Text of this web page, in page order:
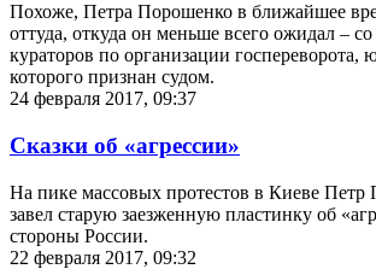
Похоже, Петра Порошенко в ближайшее
оттуда, откуда он меньше всего ожидал –
кураторов по организации госпереворота,
которого признан судом.
24 февраля 2017, 09:37
Сказки об «агрессии»
На пике массовых протестов в Киеве Петр
завел старую заезженную пластинку об
стороны России.
22 февраля 2017, 09:32